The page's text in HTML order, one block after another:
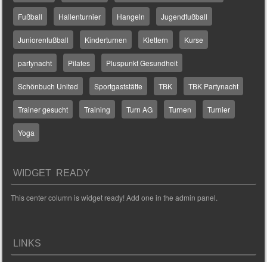
Fußball Hallenturnier Hangeln Jugendfußball
Juniorenfußball Kinderturnen Klettern Kurse
partynacht Pilates Pluspunkt Gesundheit
Schönbuch United Sportgaststätte TBK TBK Partynacht
Trainer gesucht Training Turn AG Turnen Turnier
Yoga
WIDGET READY
This center column is widget ready! Add one in the admin panel.
LINKS